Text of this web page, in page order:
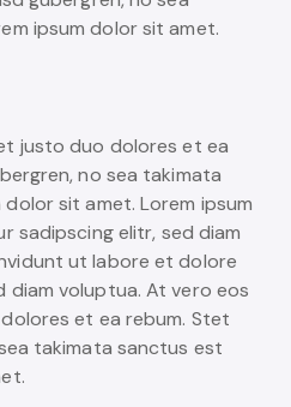
ipsum dolor sit amet.
justo duo dolores et ea
no sea takimata
sit amet. Lorem ipsum
sadipscing elitr, sed diam
ut labore et dolore
diam voluptua. At vero eos
et ea rebum. Stet
takimata sanctus est